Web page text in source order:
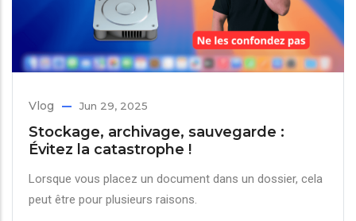
Vlog Jun 29, 2025
Stockage, archivage, sauvegarde :
Évitez la catastrophe !
Lorsque vous placez un document dans un dossier, cela
peut être pour plusieurs raisons.